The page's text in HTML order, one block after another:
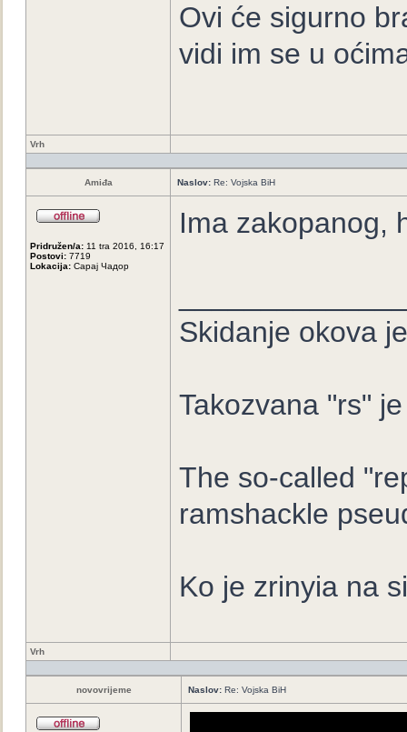
Ovi će sigurno
vidi im se u
Vrh
Amiđa Naslov: Re: Vojska BiH
Pridružen/a: 11 tra 2016, 16:17
Postovi: 7719
Lokacija: Сарај Чадор
Ima zakopanog,
Skidanje okova
Takozvana "rs"
The so-called
ramshackle
Ko je zrinyia na
Vrh
novovrijeme Naslov: Re: Vojska BiH